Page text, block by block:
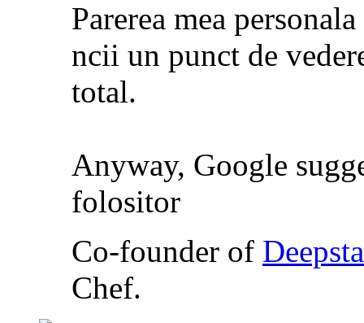
Parerea mea
ncii un punct de
total.
Anyway, Google
folositor
Co-founder of
Chef.